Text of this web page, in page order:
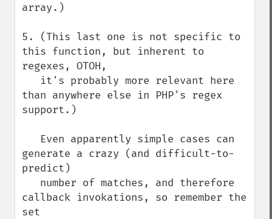
array.)
5. (This last one is not specific to
this function, but inherent to
regexes, OTOH,
than anywhere else in PHP's regex
support.)
generate a crazy (and difficult-to-
predict)
callback invokations, so remember the
set